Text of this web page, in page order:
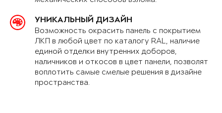
УНИКАЛЬНЫЙ ДИЗАЙН
Возможность окрасить панель с покрытием
ЛКП в любой цвет по каталогу RAL, наличие
единой отделки внутренних доборов,
наличников и откосов в цвет панели, позволят
воплотить самые смелые решения в дизайне
пространства.